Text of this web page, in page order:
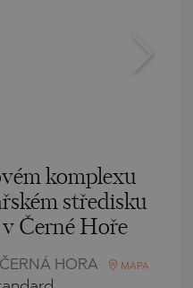
komplexu
středisku
Černé Hoře
HORA MAPA